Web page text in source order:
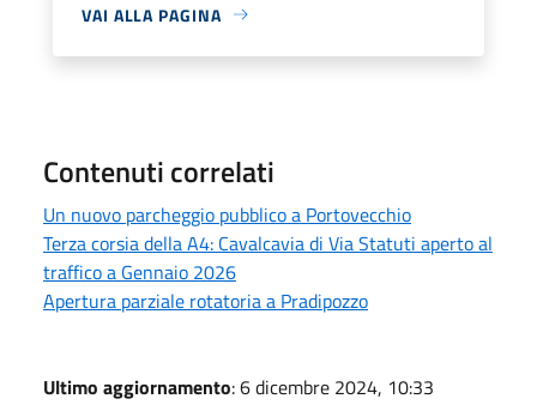
VAI ALLA PAGINA
Contenuti correlati
Un nuovo parcheggio pubblico a Portovecchio
Terza corsia della A4: Cavalcavia di Via Statuti aperto al
traffico a Gennaio 2026
Apertura parziale rotatoria a Pradipozzo
Ultimo aggiornamento: 6 dicembre 2024, 10:33